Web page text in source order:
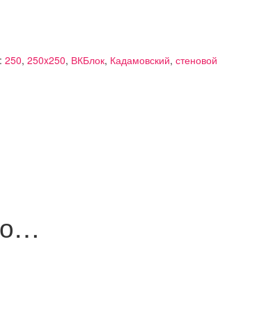
250, 250x250, ВКБлок, Кадамовский, стеновой